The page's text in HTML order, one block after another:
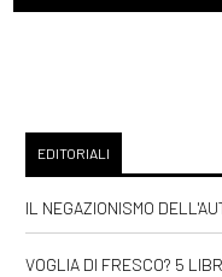
EDITORIALI
IL NEGAZIONISMO
VOGLIA DI FRESCO? 5